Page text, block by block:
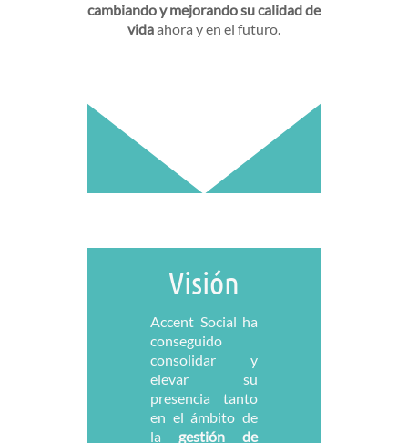
cambiando y mejorando su calidad de
vidaahora y en el futuro.
Visión
Accent Social ha
conseguido
consolidar y
elevar su
presencia tanto
en el ámbito de
la gestión de